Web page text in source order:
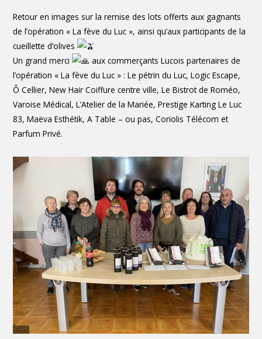
Retour en images sur la remise des lots offerts aux gagnants
de l’opération « La fève du Luc », ainsi qu’aux participants de la
cueillette d’olives
Un grand merci
aux commerçants Lucois partenaires de
l’opération « La fève du Luc » : Le pétrin du Luc, Logic Escape,
Ô Cellier, New Hair Coiffure centre ville, Le Bistrot de Roméo,
Varoise Médical, L’Atelier de la Mariée, Prestige Karting Le Luc
83, Maëva Esthétik, A Table – ou pas, Coriolis Télécom et
Parfum Privé.